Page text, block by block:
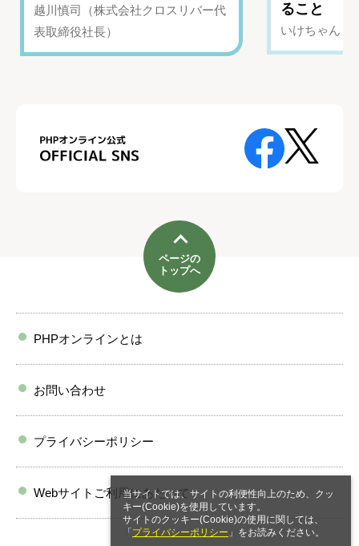
当サイトでは、サイトの利便性向上のため、クッ
キー(Cookie)を使用しています。
サイトのクッキー(Cookie)の使用に関しては、
「 プライバシーポリシー 」をお読みください。
越川慎司（株式会社クロスリバー代
表取締役社長）
ること
いけちゃん（
ページの
トップへ
PHPオンラインとは
お問い合わせ
プライバシーポリシー
Webサイトご利用にあたって